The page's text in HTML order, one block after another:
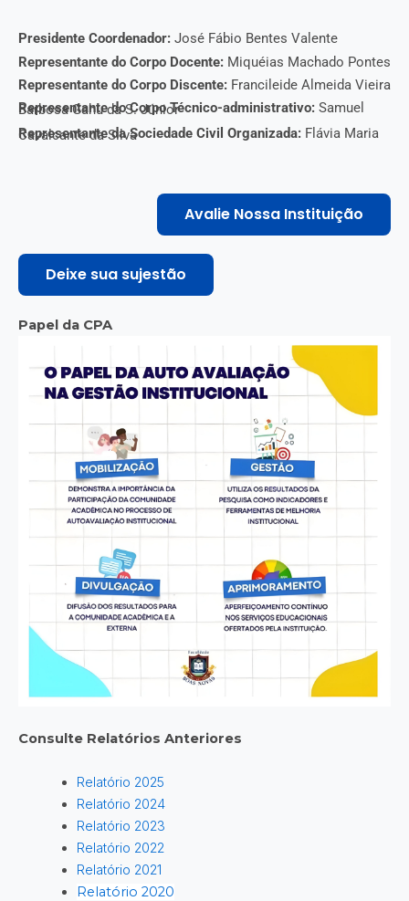
Presidente Coordenador: José Fábio Bentes Valente
Representante do Corpo Docente: Miquéias Machado Pontes
Representante do Corpo Discente: Francileide Almeida Vieira
Representante do Corpo Técnico-administrativo:
Samuel Barbosa Gahu da S. Júnior
Representante da Sociedade Civil Organizada:
Flávia Maria Cavalcante da Silva
Avalie Nossa Instituição
Deixe sua sujestão
Papel da CPA
Consulte Relatórios Anteriores
Relatório 2025
Relatório 2024
Relatório 2023
Relatório 2022
Relatório 2021
Relatório 2020